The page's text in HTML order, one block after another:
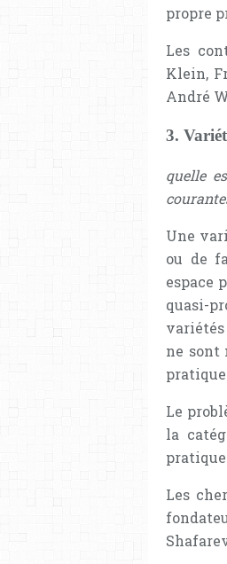
propre
Les
Klein,
André
3.
quelle
Une
ou de
espace
quasi-
ne sont
Le
la
Les